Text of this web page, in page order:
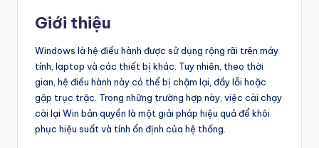
Giới thiệu
Windows là hệ điều hành được sử dụng rộng rãi trên máy
tính, laptop và các thiết bị khác. Tuy nhiên, theo thời
gian, hệ điều hành này có thể bị chậm lại, đầy lỗi hoặc
gặp trục trặc. Trong những trường hợp này, việc cài chạy
cài lại Win bản quyền là một giải pháp hiệu quả để khôi
phục hiệu suất và tính ổn định của hệ thống.